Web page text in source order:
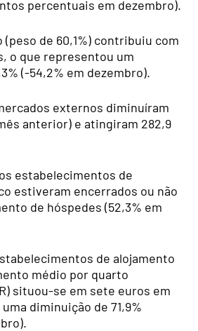
percentuais em dezembro).
de 60,1%) contribuiu com
o que representou um
(-54,2% em dezembro).
externos diminuíram
anterior) e atingiram 282,9
estabelecimentos de
estiveram encerrados ou não
de hóspedes (52,3% em
de alojamento
médio por quarto
situou-se em sete euros em
diminuição de 71,9%